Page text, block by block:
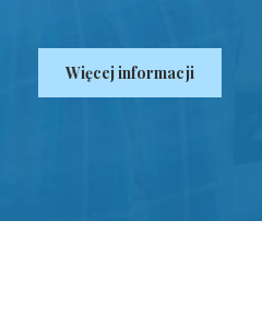
Więcej informacji